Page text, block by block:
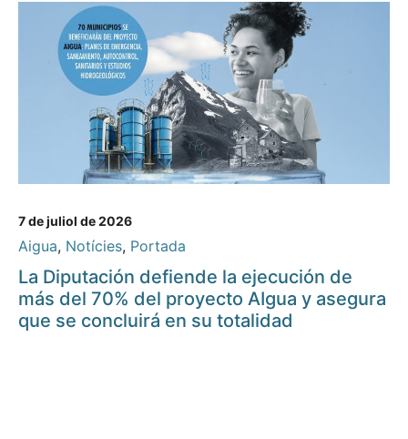
7 de juliol de 2026
Aigua, Notícies, Portada
La Diputación defiende la ejecución de
más del 70% del proyecto AIgua y asegura
que se concluirá en su totalidad